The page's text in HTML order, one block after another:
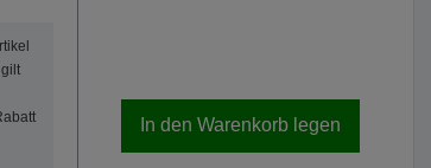
In den Warenkorb legen